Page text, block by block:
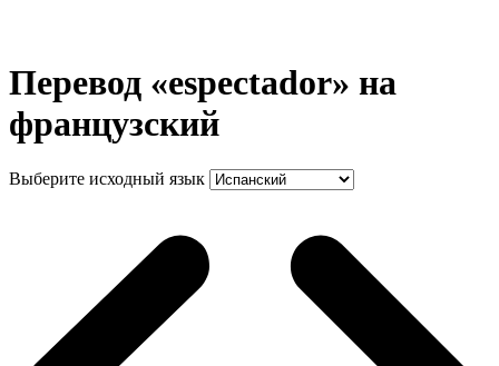
Перевод «espectador» на
французский
Выберите исходный язык